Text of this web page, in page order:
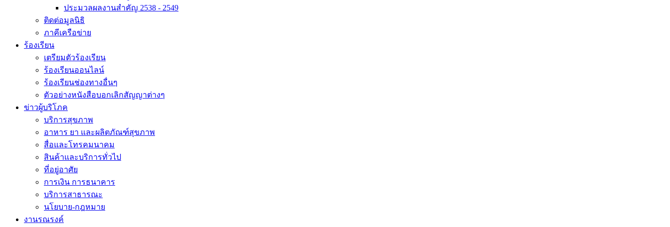
ประมวลผลงานสำคัญ 2538 - 2549
ติดต่อมูลนิธิ
ภาคีเครือข่าย
ร้องเรียน
เตรียมตัวร้องเรียน
ร้องเรียนออนไลน์
ร้องเรียนช่องทางอื่นๆ
ตัวอย่างหนังสือบอกเลิกสัญญาต่างๆ
ข่าวผู้บริโภค
บริการสุขภาพ
อาหาร ยา และผลิตภัณฑ์สุขภาพ
สื่อและโทรคมนาคม
สินค้าและบริการทั่วไป
ที่อยู่อาศัย
การเงิน การธนาคาร
บริการสาธารณะ
นโยบาย-กฎหมาย
งานรณรงค์